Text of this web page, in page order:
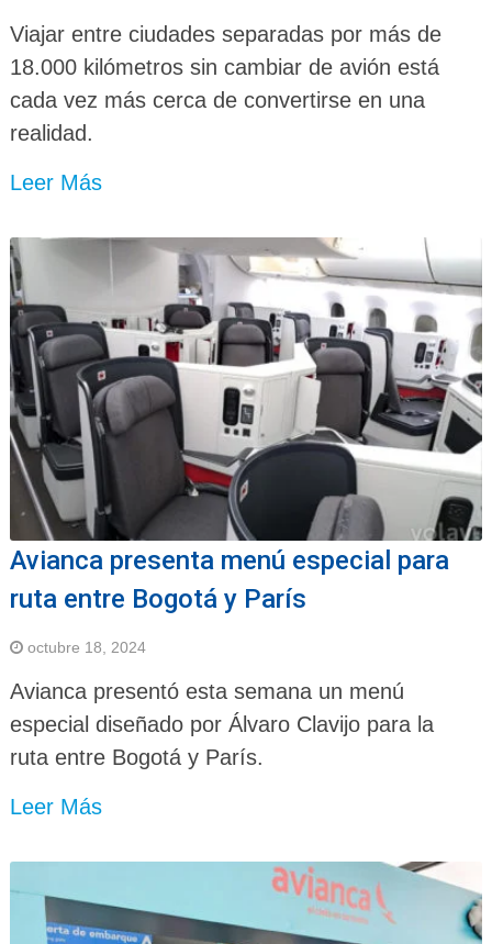
Viajar entre ciudades separadas por más de
18.000 kilómetros sin cambiar de avión está
cada vez más cerca de convertirse en una
realidad.
Leer Más
Avianca presenta menú especial para
ruta entre Bogotá y París
octubre 18, 2024
Avianca presentó esta semana un menú
especial diseñado por Álvaro Clavijo para la
ruta entre Bogotá y París.
Leer Más